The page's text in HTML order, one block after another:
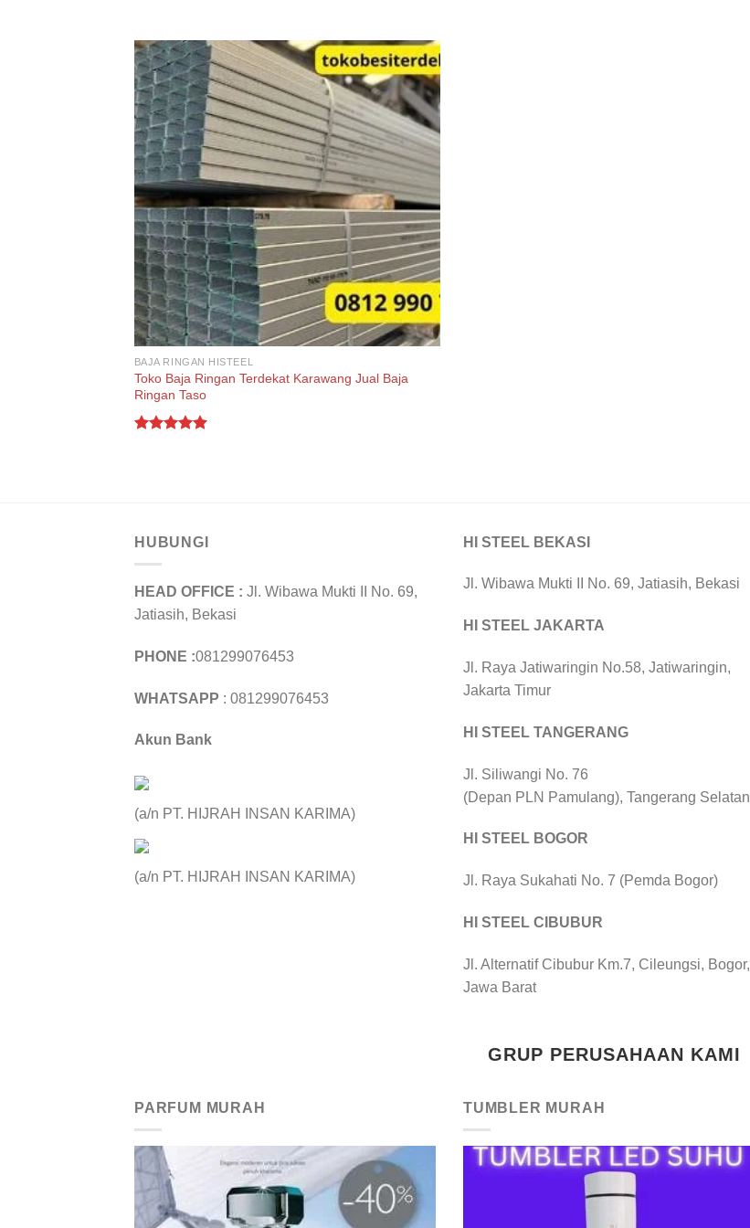
BAJA RINGAN HISTEEL
Toko Baja Ringan Terdekat Karawang Jual Baja
Ringan Taso
HUBUNGI
HEAD OFFICE : Jl. Wibawa Mukti II No. 69,
Jatiasih, Bekasi
PHONE :081299076453
WHATSAPP : 081299076453
Akun Bank
(a/n PT. HIJRAH INSAN KARIMA)
(a/n PT. HIJRAH INSAN KARIMA)
HI STEEL BEKASI
Jl. Wibawa Mukti II No. 69, Jatiasih, Bekasi
HI STEEL JAKARTA
Jl. Raya Jatiwaringin No.58, Jatiwaringin,
Jakarta Timur
HI STEEL TANGERANG
Jl. Siliwangi No. 76
(Depan PLN Pamulang), Tangerang Selatan
HI STEEL BOGOR
Jl. Raya Sukahati No. 7 (Pemda Bogor)
HI STEEL CIBUBUR
Jl. Alternatif Cibubur Km.7, Cileungsi, Bogor,
Jawa Barat
GRUP PERUSAHAAN KAMI
PARFUM MURAH TUMBLER MURAH